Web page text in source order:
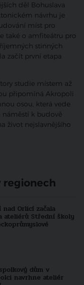
děl Bohuslava
návrhu je
míst pro
také o amfiteátru pro
stinných
začít první etapa
studie místem až
připomíná Akropoli
osou, která vede
náměstí k budově
život nejslavnějšího
regionech
nad Orlicí začala
ateliérů Střední školy
dům v
navrhne ateliér